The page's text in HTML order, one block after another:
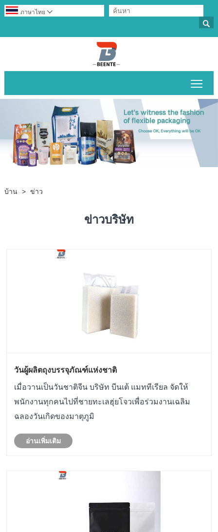

ภาษาไทย 
บ้าน > ข่าว
ข่าวบริษัท
วันผู้ผลิตถุงบรรจุภัณฑ์แห่งชาติ
เมื่อวานเป็นวันชาติจีน บริษัท บีนเต้ แมททีเรียล จัดให้
พนักงานทุกคนไปที่ชายทะเลฮุ่ยโจวเพื่อร่วมงานเฉลิม
ฉลองวันเกิดของมาตุภูมิ
อ่านเพิ่มเติม